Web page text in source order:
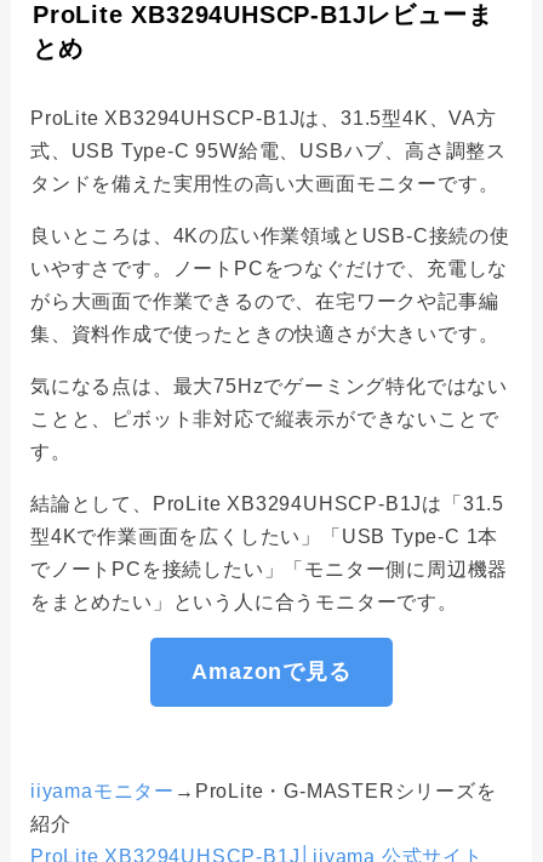
ProLite XB3294UHSCP-B1Jレビューま
とめ
ProLite XB3294UHSCP-B1Jは、31.5型4K、VA方
式、USB Type-C 95W給電、USBハブ、高さ調整ス
タンドを備えた実用性の高い大画面モニターです。
良いところは、4Kの広い作業領域とUSB-C接続の使
いやすさです。ノートPCをつなぐだけで、充電しな
がら大画面で作業できるので、在宅ワークや記事編
集、資料作成で使ったときの快適さが大きいです。
気になる点は、最大75Hzでゲーミング特化ではない
ことと、ピボット非対応で縦表示ができないことで
す。
結論として、ProLite XB3294UHSCP-B1Jは「31.5
型4Kで作業画面を広くしたい」「USB Type-C 1本
でノートPCを接続したい」「モニター側に周辺機器
をまとめたい」という人に合うモニターです。
Amazonで見る
iiyamaモニター →ProLite・G-MASTERシリーズを
紹介
ProLite XB3294UHSCP-B1J│iiyama 公式サイト